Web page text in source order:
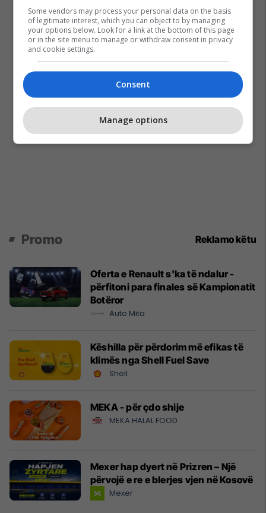
Promo Reklamo këtu
Oferta e Renault s'ka të ndalur -
përfitoni para finales së Kampionatit
Botëror
Auto Mita
Këshilla për përdorim më efikas të
klimës nga Shell Fuel Save
Shell
MEKA - për çdo shije
MEKA HALAL FOOD
Mexer hap dyert në Prizren – Një
përvojë e re e blerjes vjen në Kosovë
Mexer
Some vendors may process your personal data on the basis
of legitimate interest, which you can object to by managing
your options below. Look for a link at the bottom of this page
or in the site menu to manage or withdraw consent in privacy
and cookie settings.
Consent
Manage options